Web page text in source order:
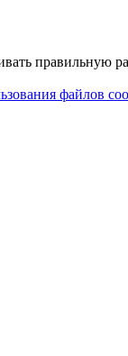
правильную
файлов